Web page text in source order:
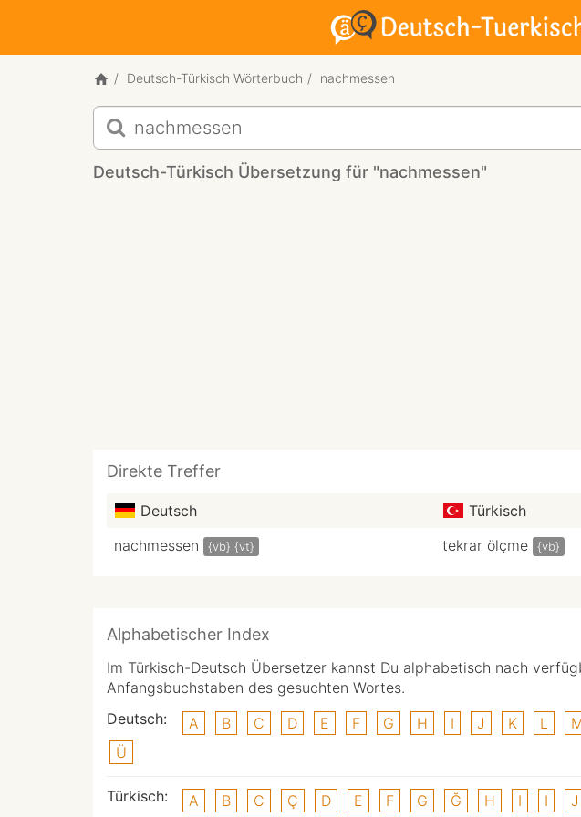
Deutsch-Türkisch Wörterbuch nachmessen
Deutsch-
Türkisch
Übersetzung
für
Deutsch-Türkisch Übersetzung für "nachmessen"
Direkte Treffer
Deutsch
Türkisch
nachmessen
{vb} {vt} tekrar ölçme {vb}
Alphabetischer Index
Im Türkisch-Deutsch Übersetzer kannst Du alphabetisch nach
Anfangsbuchstaben des gesuchten Wortes.
Deutsch:
A B C D E F G H I J K L
Ü
Türkisch: A B C Ç D E F G Ğ H I I J